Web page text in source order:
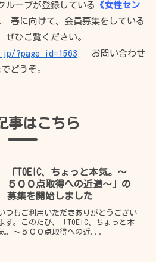
ループが登録している
《女性セン
春に向けて、会員募集をしている
ぜひご覧ください。
?page_id=1563 お問い合わせ
どうぞ。
事はこちら
「TOEIC、ちょっと本気。～
５００点取得への近道～」の
募集を開始しました
つもご利用いただきありがとうござい
す。このたび、「TOEIC、ちょっと本
。～５００点取得への近...